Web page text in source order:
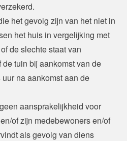
het gevolg zijn van het niet in
het huis in vergelijking met
de slechte staat van
tuin bij aankomst van de
na aankomst aan de
aansprakelijkheid voor
of zijn medebewoners en/of
als gevolg van diens